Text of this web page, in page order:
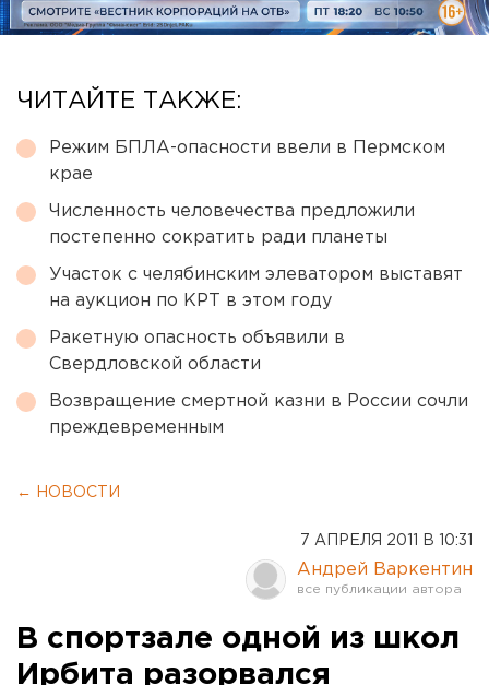
ЧИТАЙТЕ ТАКЖЕ:
Режим БПЛА-опасности ввели в Пермском
крае
Численность человечества предложили
постепенно сократить ради планеты
Участок с челябинским элеватором выставят
на аукцион по КРТ в этом году
Ракетную опасность объявили в
Свердловской области
Возвращение смертной казни в России сочли
преждевременным
← НОВОСТИ
7 АПРЕЛЯ 2011 В 10:31
Андрей Варкентин
В спортзале одной из школ
Ирбита разорвался